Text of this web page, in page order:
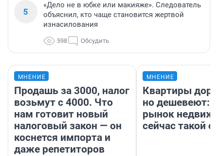
5
«Дело не в юбке или макияже». Следователь
объяснил, кто чаще становится жертвой
изнасилования
598 Обсудить
МНЕНИЕ
Продашь за 3000, налог
возьмут с 4000. Что
нам готовит новый
налоговый закон — он
коснется импорта и
даже репетиторов
МНЕНИЕ
Квартиры
но дешевеют:
рынок
сейчас такой